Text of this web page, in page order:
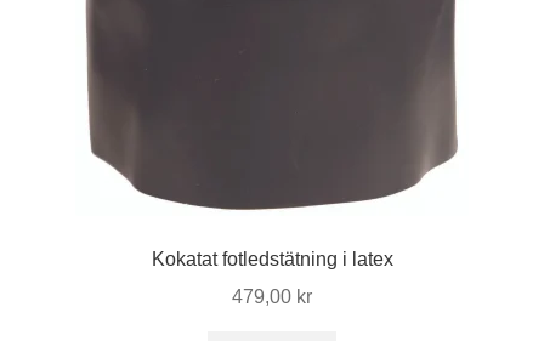
Kokatat fotledstätning i latex
479,00 kr